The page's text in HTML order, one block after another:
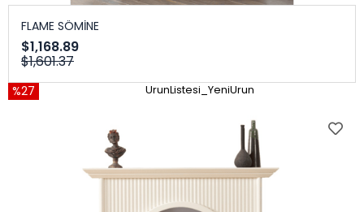
FLAME SÖMİNE
$1,168.89
$1,601.37
%27 UrunListesi_YeniUrun